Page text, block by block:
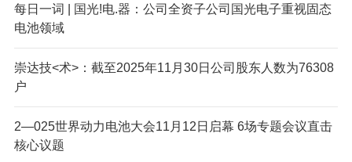
每日一词 | 国光!电.器：公司全资子公司国光电子重视固态
电池领域
崇达技<术>：截至2025年11月30日公司股东人数为76308
户
2—025世界动力电池大会11月12日启幕 6场专题会议直击
核心议题